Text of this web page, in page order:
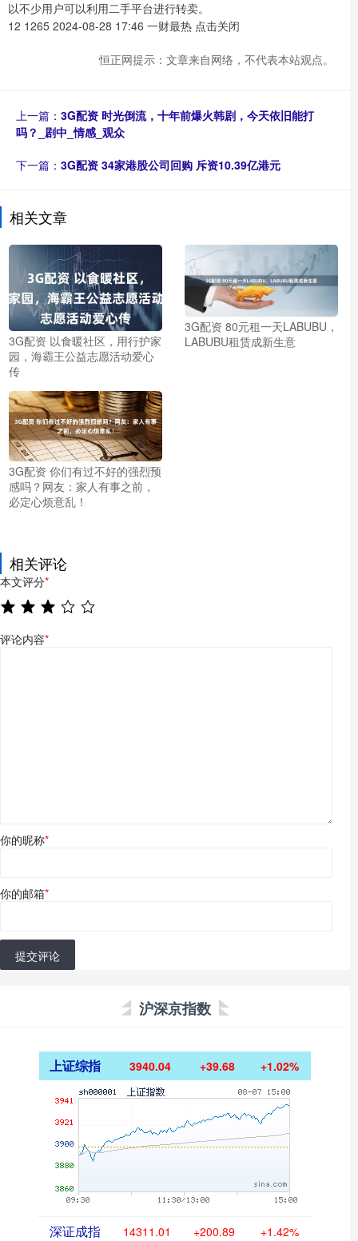
以不少用户可以利用二手平台进行转卖。
12 1265 2024-08-28 17:46 一财最热 点击关闭
恒正网提示：文章来自网络，不代表本站观点。
上一篇： 3G配资 时光倒流，十年前爆火韩剧，今天依旧能打
吗？_剧中_情感_观众
下一篇： 3G配资 34家港股公司回购 斥资10.39亿港元
相关文章
3G配资 以食暖社区，用行护家
园，海霸王公益志愿活动爱心
传
3G配资 80元租一天LABUBU，
LABUBU租赁成新生意
3G配资 你们有过不好的强烈预
感吗？网友：家人有事之前，
必定心烦意乱！
相关评论
本文评分*
评论内容*
你的昵称*
你的邮箱*
提交评论
沪深京指数
上证综指 3940.04 +39.68 +1.02%
深证成指 14311.01 +200.89 +1.42%